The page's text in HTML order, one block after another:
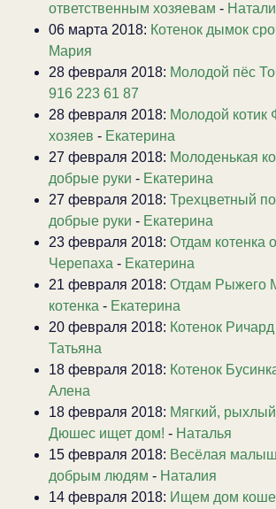
ответственным хозяевам -
06 марта 2018: Котенок дымок
Мария
28 февраля 2018: Молодой пёс
916 223 61 87
28 февраля 2018: Молодой котик
хозяев - Екатерина
27 февраля 2018: Молоденькая
добрые руки - Екатерина
27 февраля 2018: Трехцветный
добрые руки - Екатерина
23 февраля 2018: Отдам котенка
Черепаха - Екатерина
21 февраля 2018: Отдам Рыжего
котенка - Екатерина
20 февраля 2018: Котенок
Татьяна
18 февраля 2018: Котенок
Алена
18 февраля 2018: Мягкий,
Дюшес ищет дом! - Наталья
15 февраля 2018: Весёлая
добрым людям - Наталия
14 февраля 2018: Ищем дом